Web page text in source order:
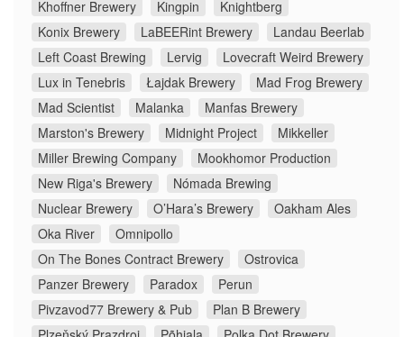
Khoffner Brewery
Kingpin
Knightberg
Konix Brewery
LaBEERint Brewery
Landau Beerlab
Left Coast Brewing
Lervig
Lovecraft Weird Brewery
Lux in Tenebris
Łajdak Brewery
Mad Frog Brewery
Mad Scientist
Malanka
Manfas Brewery
Marston's Brewery
Midnight Project
Mikkeller
Miller Brewing Company
Mookhomor Production
New Riga's Brewery
Nómada Brewing
Nuclear Brewery
O’Hara’s Brewery
Oakham Ales
Oka River
Omnipollo
On The Bones Contract Brewery
Ostrovica
Panzer Brewery
Paradox
Perun
Pivzavod77 Brewery & Pub
Plan B Brewery